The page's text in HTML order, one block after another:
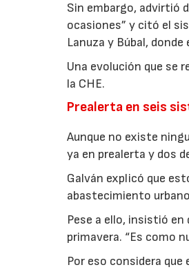
Sin embargo, advirtió
ocasiones” y citó el
Lanuza y Búbal,
Una evolución que se
la CHE.
Prealerta en seis
Aunque no existe
ya en prealerta y dos
Galván explicó que
abastecimiento
Pese a ello, insistió en
primavera. “Es como
Por eso considera